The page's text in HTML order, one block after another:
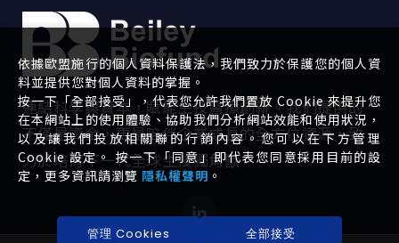
連結科學與資本，賦能生技醫療創新。我們提供的
不僅是資金，更是陪伴企業成長的全方位資源，致
力於培育下一代全球生技獨角獸。
依據歐盟施行的個人資料保護法，我們致力於保護您的個人資
料並提供您對個人資料的掌握。
按一下「全部接受」，代表您允許我們置放 Cookie 來提升您
在本網站上的使用體驗、協助我們分析網站效能和使用狀況，
以及讓我們投放相關聯的行銷內容。您可以在下方管理
Cookie 設定。 按一下「同意」即代表您同意採用目前的設
定，更多資訊請瀏覽 隱私權聲明 。
管理 Cookies 全部接受